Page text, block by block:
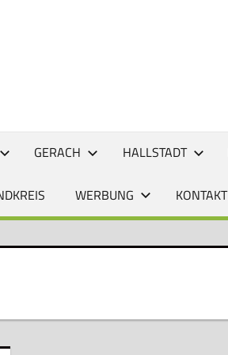
GERACH HALLSTADT
WERBUNG KONTAKT